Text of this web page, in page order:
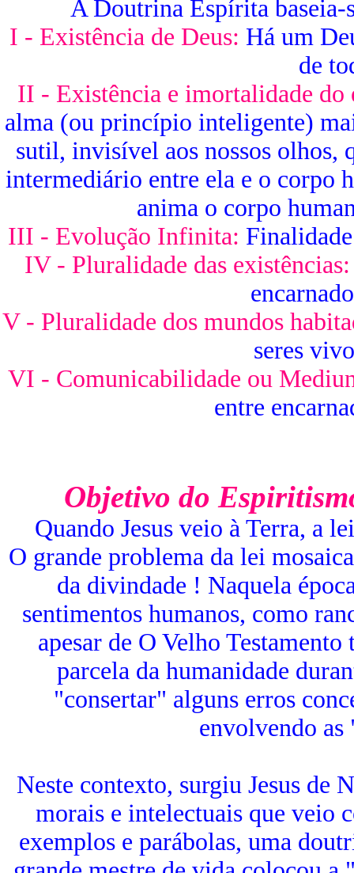
A Doutrina Espírita baseia-
I - Existência de Deus: Há um
de
II - Existência e imortalidade
alma (ou princípio inteligente)
sutil, invisível aos nossos olhos,
intermediário entre ela e o corpo
anima o corpo
III - Evolução Infinita:
IV - Pluralidade das existências:
V - Pluralidade dos mundos
seres
VI - Comunicabilidade ou
entre
Objetivo do
Quando Jesus veio à Terra, a
O grande problema da lei
da divindade ! Naquela
sentimentos humanos, como
apesar de O Velho
parcela da humanidade
"consertar" alguns erros
envolvendo
Neste contexto, surgiu Jesus de
morais e intelectuais que veio
exemplos e parábolas, uma